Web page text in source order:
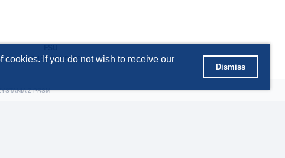
If you do not wish to receive our
Dismiss
T +7 495 363 5056
Z PRSM